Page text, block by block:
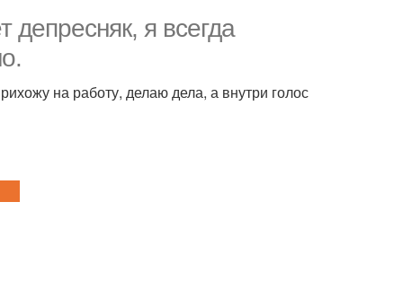
я всегда
на работу, делаю дела, а внутри голос